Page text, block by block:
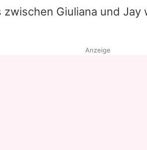
zwischen Giuliana und
Anzeige